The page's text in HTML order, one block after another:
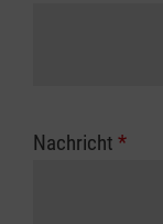
Nachricht *